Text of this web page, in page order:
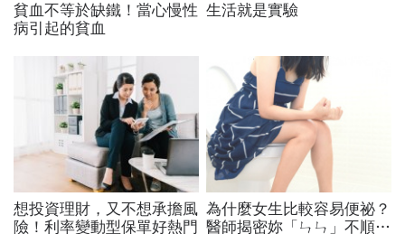
貧血不等於缺鐵！當心慢性
病引起的貧血
生活就是實驗
想投資理財，又不想承擔風
險！利率變動型保單好熱門
為什麼女生比較容易便祕？
醫師揭密妳「ㄣㄣ」不順原